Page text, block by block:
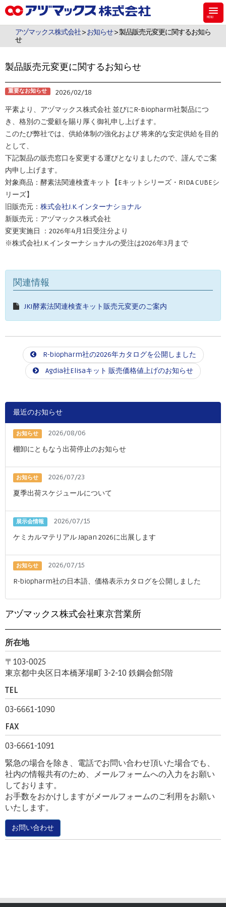
アヅマックスは、機能材料用のシラン・シリコーンなどのケミカル製品、食
品・飼料・環境・植物用の検査キットを販売しています。
アヅマックス株式会社>お知らせ> 製品販売元変更に関するお知ら
せ
製品販売元変更に関するお知らせ
重要なお知らせ
2026/02/18
平素より、アヅマックス株式会社 並びにR-Biopharm社製品につ
き、格別のご愛顧を賜り厚く御礼申し上げます。
このたび弊社では、供給体制の強化および 将来的な安定供給を目的
として、
下記製品の販売窓口を変更する運びとなりましたので、謹んでご案
内申し上げます。
対象商品：酵素法関連検査キット【Eキットシリーズ・RIDA CUBEシ
リーズ】
旧販売元： 株式会社J.K.インターナショナル
新販売元：アヅマックス株式会社
変更実施日 ：2026年4月1日受注分より
※株式会社J.K.インターナショナルの受注は2026年3月まで
関連情報
JKI酵素法関連検査キット販売元変更のご案内
R-biopharm社の2026年カタログを公開しました
Agdia社Elisaキット 販売価格値上げのお知らせ
最近のお知らせ
お知らせ
2026/08/06
棚卸にともなう出荷停止のお知らせ
お知らせ
2026/07/23
夏季出荷スケジュールについて
展示会情報
2026/07/15
ケミカルマテリアル Japan 2026に出展します
お知らせ
2026/07/15
R-biopharm社の日本語、価格表示カタログを公開しました
アヅマックス株式会社東京営業所
所在地
〒103-0025
東京都中央区日本橋茅場町 3-2-10 鉄鋼会館5階
TEL
03-6661-1090
FAX
03-6661-1091
緊急の場合を除き、電話でお問い合わせ頂いた場合でも、
社内の情報共有のため、メールフォームへの入力をお願い
しております。
お手数をおかけしますがメールフォームのご利用をお願い
いたします。
お問い合わせ